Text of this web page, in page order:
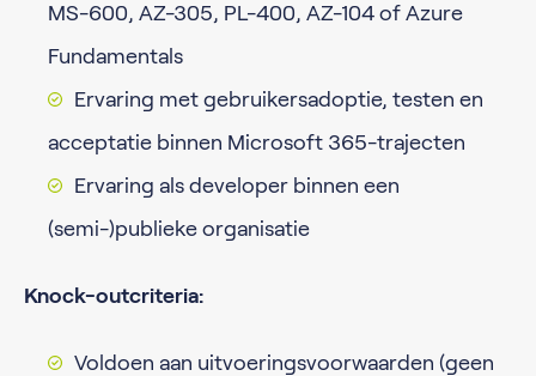
MS-600, AZ-305, PL-400, AZ-104 of Azure
Fundamentals
Ervaring met gebruikersadoptie, testen en
acceptatie binnen Microsoft 365-trajecten
Ervaring als developer binnen een
(semi-)publieke organisatie
Knock-outcriteria:
Voldoen aan uitvoeringsvoorwaarden (geen